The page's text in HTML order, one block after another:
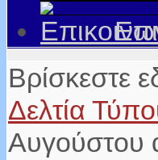
Βρίσκεστε
Δελτία
Αυγούστου